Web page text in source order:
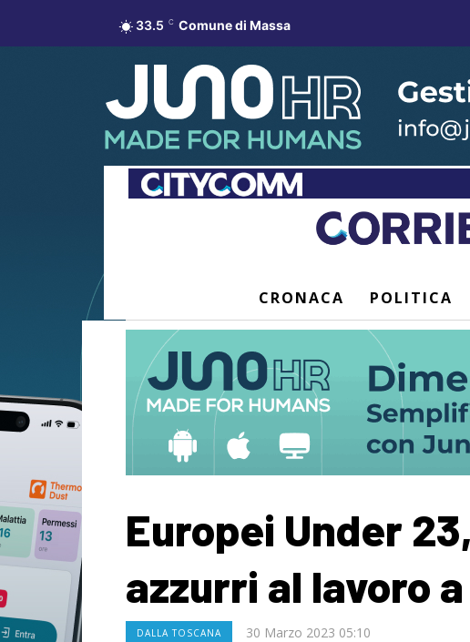
33.5 C Comune di Massa
CRONACA POLITICA
Europei Under
azzurri al lavoro
DALLA TOSCANA 30 Marzo 2023 05:10